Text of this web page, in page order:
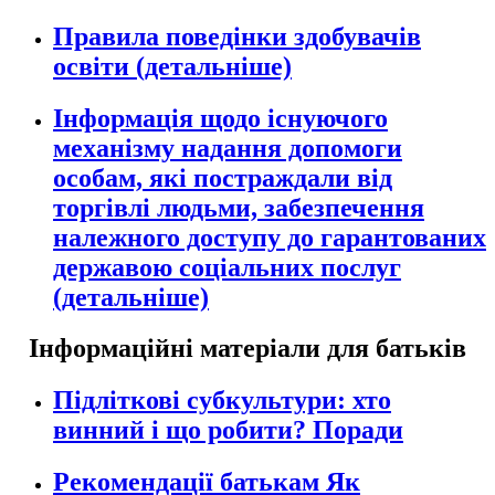
Правила поведінки здобувачів
освіти (детальніше)
Інформація щодо існуючого
механізму надання допомоги
особам, які постраждали від
торгівлі людьми, забезпечення
належного доступу до гарантованих
державою соціальних послуг
(детальніше)
Інформаційні матеріали для батьків
Підліткові субкультури: хто
винний і що робити? Поради
Рекомендації батькам Як